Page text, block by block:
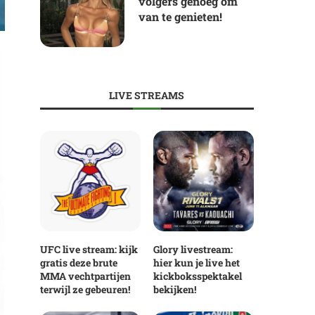
van te genieten!
LIVE STREAMS
UFC live stream: kijk
gratis deze brute
MMA vechtpartijen
terwijl ze gebeuren!
Glory livestream:
hier kun je live het
kickboksspektakel
bekijken!